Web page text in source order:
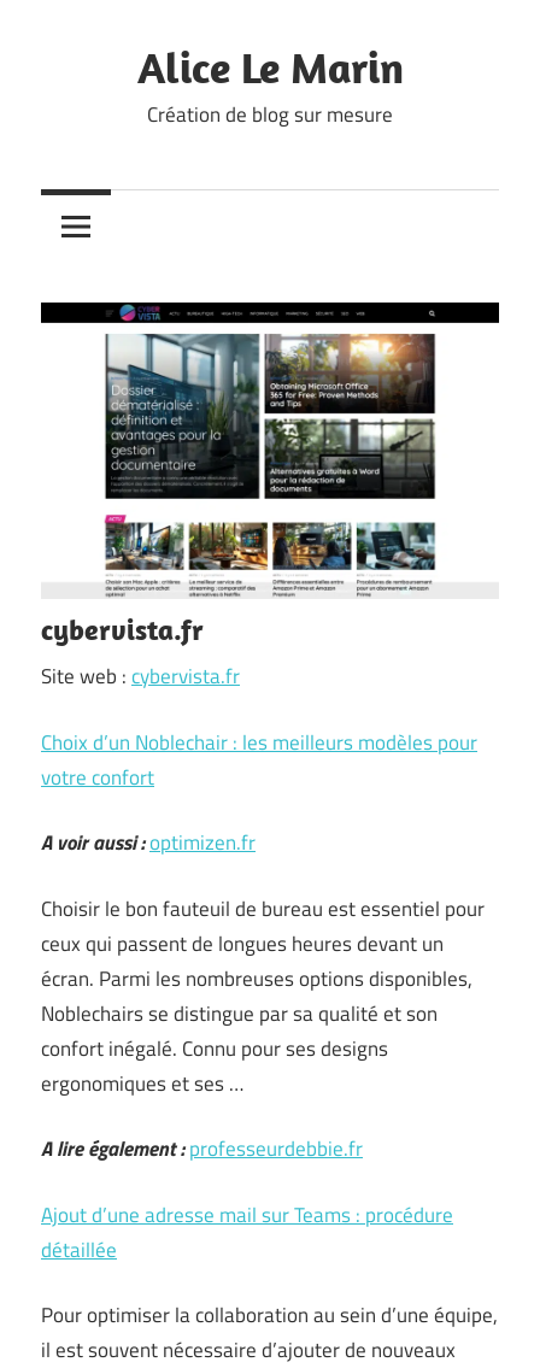
Alice Le Marin
Création de blog sur mesure
cybervista.fr
Site web :cybervista.fr
Choix d’un Noblechair : les meilleurs modèles pour
votre confort
A voir aussi :optimizen.fr
Choisir le bon fauteuil de bureau est essentiel pour
ceux qui passent de longues heures devant un
écran. Parmi les nombreuses options disponibles,
Noblechairs se distingue par sa qualité et son
confort inégalé. Connu pour ses designs
ergonomiques et ses …
A lire également :professeurdebbie.fr
Ajout d’une adresse mail sur Teams : procédure
détaillée
Pour optimiser la collaboration au sein d’une équipe,
il est souvent nécessaire d’ajouter de nouveaux